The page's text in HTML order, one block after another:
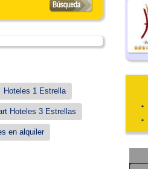
Hoteles 1 Estrella
Hoteles 3 Estrellas
en alquiler